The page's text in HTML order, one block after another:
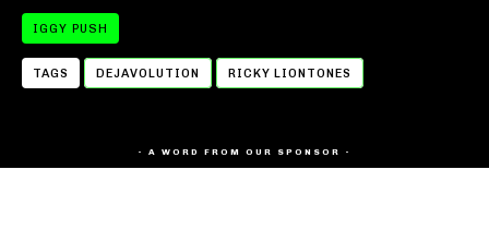
IGGY PUSH
TAGS DEJAVOLUTION RICKY LIONTONES
- A WORD FROM OUR SPONSOR -